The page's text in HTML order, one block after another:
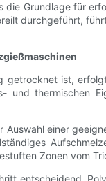
die Grundlage für
durchgeführt,
getrocknet ist,
und thermischen
Auswahl einer
Zonen vom